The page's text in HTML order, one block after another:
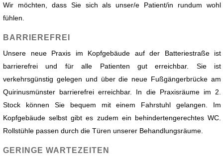
Wir möchten, dass Sie sich als unser/e Patient/in rundum wohl
fühlen.
BARRIEREFREI
Unsere neue Praxis im Kopfgebäude auf der Batteriestraße ist
barrierefrei und für alle Patienten gut erreichbar. Sie ist
verkehrsgünstig gelegen und über die neue Fußgängerbrücke am
Quirinusmünster barrierefrei erreichbar. In die Praxisräume im 2.
Stock können Sie bequem mit einem Fahrstuhl gelangen. Im
Kopfgebäude selbst gibt es zudem ein behindertengerechtes WC.
Rollstühle passen durch die Türen unserer Behandlungsräume.
GERINGE WARTEZEITEN